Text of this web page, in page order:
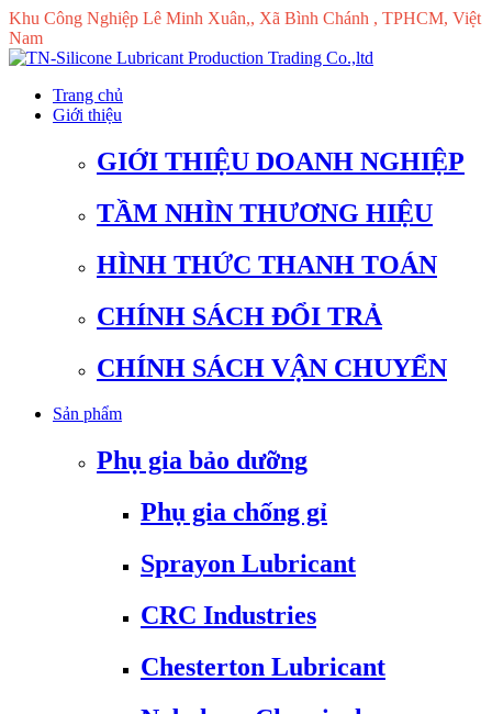
Khu Công Nghiệp Lê Minh Xuân,, Xã Bình Chánh , TPHCM, Việt
Nam
Trang chủ
Giới thiệu
GIỚI THIỆU DOANH NGHIỆP
TẦM NHÌN THƯƠNG HIỆU
HÌNH THỨC THANH TOÁN
CHÍNH SÁCH ĐỔI TRẢ
CHÍNH SÁCH VẬN CHUYỂN
Sản phẩm
Phụ gia bảo dưỡng
Phụ gia chống gỉ
Sprayon Lubricant
CRC Industries
Chesterton Lubricant